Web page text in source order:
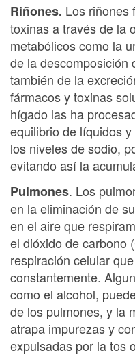
Riñones. Los riñones
toxinas a través de la
metabólicos como la
de la descomposición
también de la
fármacos y toxinas
hígado las ha
equilibrio de líquidos
los niveles de sodio,
evitando así la
Pulmones. Los
en la eliminación de
en el aire que
el dióxido de carbono
respiración celular
constantemente.
como el alcohol,
de los pulmones, y la
atrapa impurezas y
expulsadas por la tos